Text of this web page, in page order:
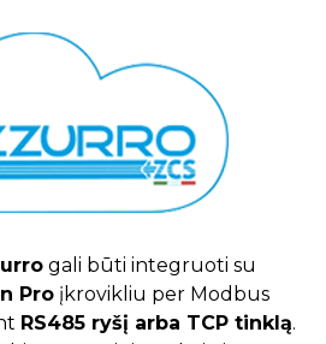
gali būti integruoti su
Pro įkrovikliu per Modbus
RS485 ryšį arba TCP tinklą.